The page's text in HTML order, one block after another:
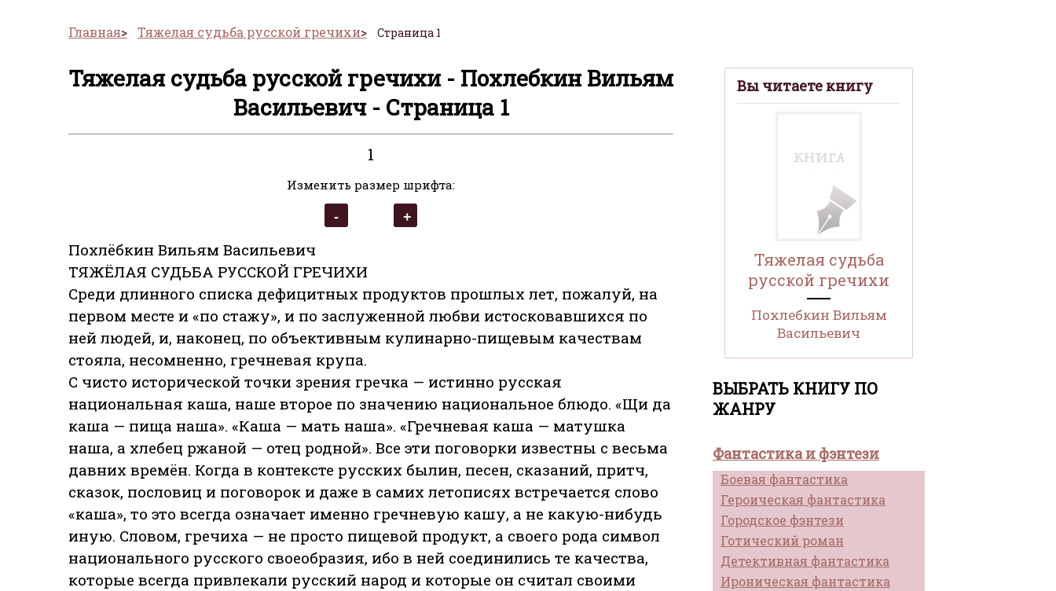
Главная Тяжелая судьба русской гречихи Страница 1
Вы читаете книгу
Тяжелая судьба
русской гречихи
Похлебкин Вильям
Васильевич
ВЫБРАТЬ КНИГУ ПО
ЖАНРУ
Фантастика и фэнтези
Боевая фантастика
Героическая фантастика
Городское фэнтези
Готический роман
Детективная фантастика
Ироническая фантастика
Тяжелая судьба русской гречихи - Похлебкин Вильям
Васильевич - Страница 1
1
Изменить размер шрифта:
Похлёбкин Вильям Васильевич
ТЯЖЁЛАЯ СУДЬБА РУССКОЙ ГРЕЧИХИ
Среди длинного списка дефицитных продуктов прошлых лет, пожалуй, на
первом месте и «по стажу», и по заслуженной любви истосковавшихся по
ней людей, и, наконец, по объективным кулинарно-пищевым качествам
стояла, несомненно, гречневая крупа.
С чисто исторической точки зрения гречка — истинно русская
национальная каша, наше второе по значению национальное блюдо. «Щи да
каша — пища наша». «Каша — мать наша». «Гречневая каша — матушка
наша, а хлебец ржаной — отец родной». Все эти поговорки известны с весьма
давних времён. Когда в контексте русских былин, песен, сказаний, притч,
сказок, пословиц и поговорок и даже в самих летописях встречается слово
«каша», то это всегда означает именно гречневую кашу, а не какую-нибудь
иную. Словом, гречиха — не просто пищевой продукт, а своего рода символ
национального русского своеобразия, ибо в ней соединились те качества,
которые всегда привлекали русский народ и которые он считал своими